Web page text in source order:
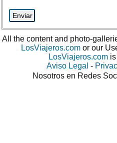
All the content and photo-
LosViajeros.com or our
LosViajeros.com
Aviso Legal -
Nosotros en Redes